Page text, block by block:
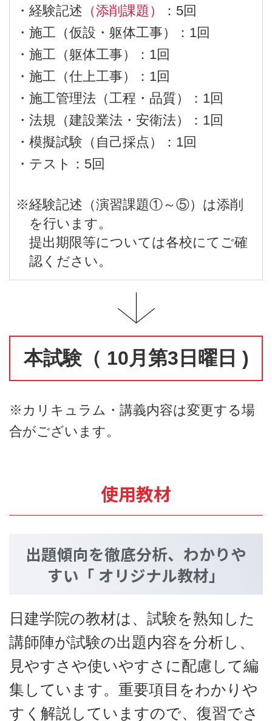
・経験記述 （添削課題）
：5回
・施工（仮設・躯体工事）：1回
・施工（躯体工事）：1回
・施工（仕上工事）：1回
・施工管理法（工程・品質）：1回
・法規（建設業法・安衛法）：1回
・模擬試験（自己採点）：1回
・テスト：5回
※経験記述（演習課題①～⑤）は添削
を行います。
提出期限等については各校にてご確
認ください。
本試験（ 10月第3日曜日 )
※カリキュラム・講義内容は変更する場
合がございます。
使用教材
出題傾向を徹底分析、わかりや
すい「 オリジナル教材」
日建学院の教材は、試験を熟知した
講師陣が試験の出題内容を分析し、
見やすさや使いやすさに配慮して編
集しています。重要項目をわかりや
すく解説していますので、復習でさ